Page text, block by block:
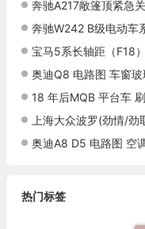
奔驰A217敞篷顶紧急
奔驰W242 B级电动车
宝马5系长轴距（F18）拆
奥迪Q8 电路图 车窗玻璃刮水和清洗装置、
18 年后MQB 平台车
上海大众波罗(劲情/
奥迪A8 D5 电路图 空
热门标签